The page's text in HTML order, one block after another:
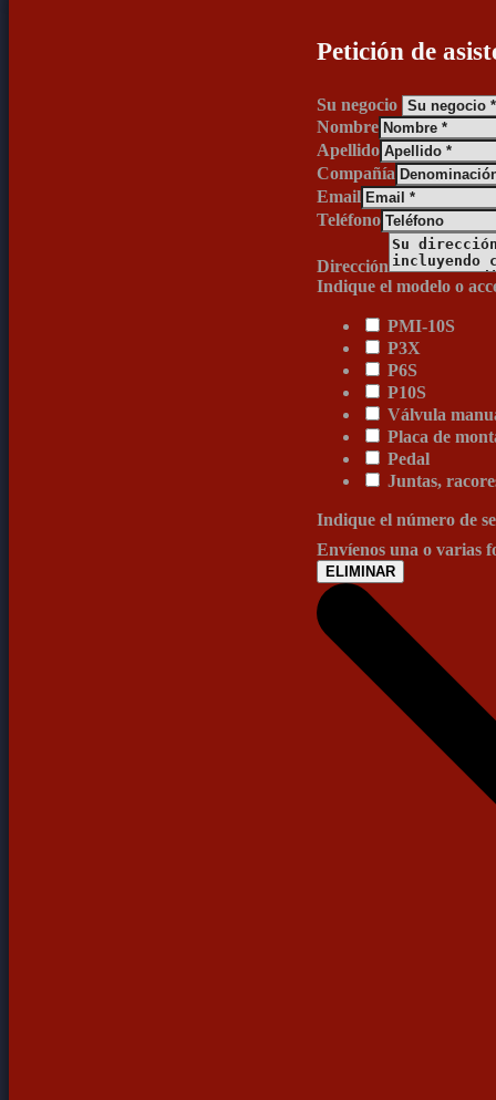
Petición de
Su negocio
Nombre
Apellido
Compañía
Email
Teléfono
Dirección
Indique el modelo o
PMI-10S
P3X
P6S
P10S
Válvula
Placa de
Pedal
Juntas,
Indique el número de
Envíenos una o varias
ELIMINAR